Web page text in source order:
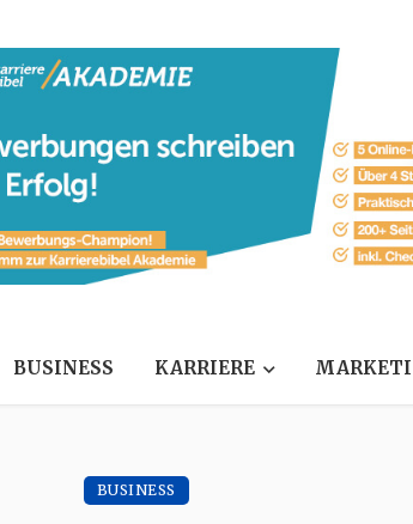
BUSINESS KARRIERE
BUSINESS